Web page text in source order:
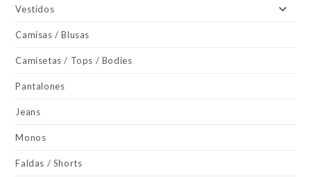
Vestidos
Camisas / Blusas
Camisetas / Tops / Bodies
Pantalones
Jeans
Monos
Faldas / Shorts